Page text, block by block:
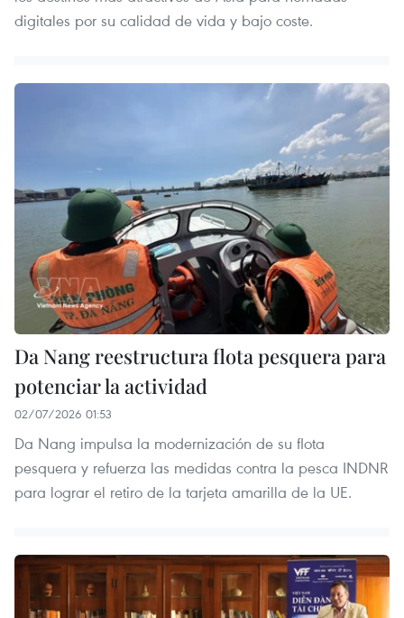
digitales por su calidad de vida y bajo coste.
Da Nang reestructura flota pesquera para
potenciar la actividad
02/07/2026 01:53
Da Nang impulsa la modernización de su flota
pesquera y refuerza las medidas contra la pesca INDNR
para lograr el retiro de la tarjeta amarilla de la UE.